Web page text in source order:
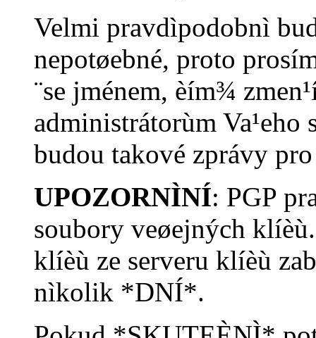
Velmi pravdìpodobnì
nepotøebné, proto
¨se jménem, èím¾
administrátorùm
budou takové zprávy
UPOZORNÌNÍ: PGP
soubory veøejných
klíèù ze serveru klíèù
nìkolik *DNÍ*.